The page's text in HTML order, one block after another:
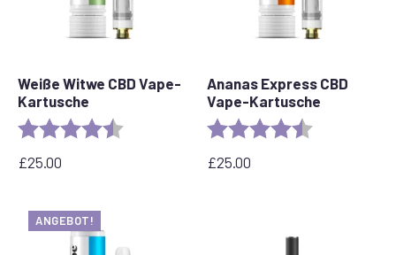
Weiße Witwe CBD Vape-
Kartusche
Bewertung: 4,6 von 5 Sternen
£25.00
Ananas Express CBD
Vape-Kartusche
Bewertung:
£25.00
ANGEBOT!